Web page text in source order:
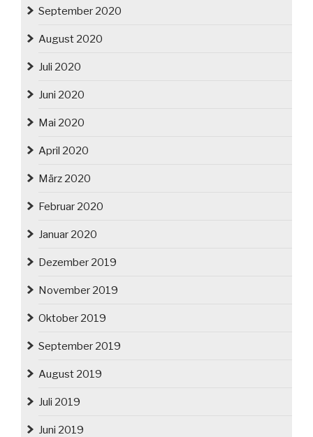
September 2020
August 2020
Juli 2020
Juni 2020
Mai 2020
April 2020
März 2020
Februar 2020
Januar 2020
Dezember 2019
November 2019
Oktober 2019
September 2019
August 2019
Juli 2019
Juni 2019